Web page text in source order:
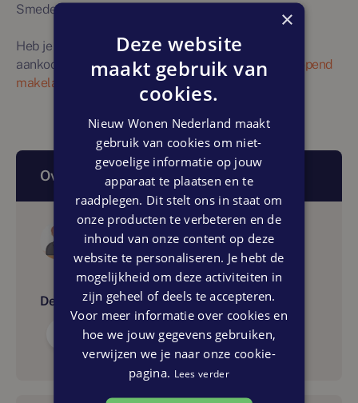
Smederij, aan de Dorpsstraat 116 in Nieuwkoop.
Heb je vragen over het nieuwbouwproject of het
aankoopproces? Neem dan contact op met de verkopend
makelaar
Over dit artikel
Auteur
Nieuw Wonen Nederland
Delen:
×
Deze website
maakt gebruik van
cookies.
Nieuw Wonen Nederland maakt
gebruik van cookies om niet-
gevoelige informatie op jouw
apparaat te plaatsen en te
raadplegen. Dit stelt ons in staat om
onze producten te verbeteren en de
inhoud van onze content op deze
website te personaliseren. Je hebt de
mogelijkheid om deze activiteiten in
zijn geheel of deels te accepteren.
Voor meer informatie over cookies en
hoe we jouw gegevens gebruiken,
verwijzen we je naar onze cookie-
pagina. Lees verder